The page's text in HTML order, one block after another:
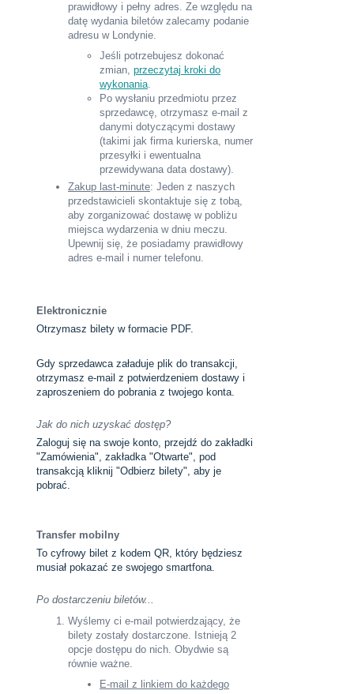
prawidłowy i pełny adres. Ze względu na
datę wydania biletów zalecamy podanie
adresu w Londynie.
Jeśli potrzebujesz dokonać
zmian, przeczytaj kroki do
wykonania.
Po wysłaniu przedmiotu przez
sprzedawcę, otrzymasz e-mail z
danymi dotyczącymi dostawy
(takimi jak firma kurierska, numer
przesyłki i ewentualna
przewidywana data dostawy).
Zakup last-minute: Jeden z naszych
przedstawicieli skontaktuje się z tobą,
aby zorganizować dostawę w pobliżu
miejsca wydarzenia w dniu meczu.
Upewnij się, że posiadamy prawidłowy
adres e-mail i numer telefonu.
Elektronicznie
Otrzymasz bilety w formacie PDF.
Gdy sprzedawca załaduje plik do transakcji,
otrzymasz e-mail z potwierdzeniem dostawy i
zaproszeniem do pobrania z twojego konta.
Jak do nich uzyskać dostęp?
Zaloguj się na swoje konto, przejdź do zakładki
"Zamówienia", zakładka "Otwarte", pod
transakcją kliknij "Odbierz bilety", aby je
pobrać.
Transfer mobilny
To cyfrowy bilet z kodem QR, który będziesz
musiał pokazać ze swojego smartfona.
Po dostarczeniu biletów...
Wyślemy ci e-mail potwierdzający, że
bilety zostały dostarczone. Istnieją 2
opcje dostępu do nich. Obydwie są
równie ważne.
E-mail z linkiem do każdego